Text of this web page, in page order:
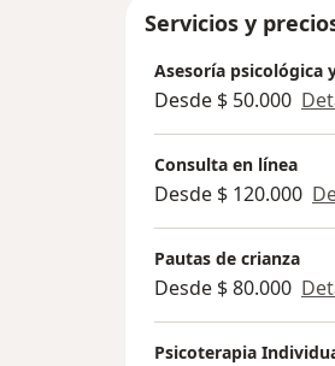
Servicios y
Asesoría psicológica
Desde $ 50.000
Consulta en línea
Desde $ 120.000
Pautas de crianza
Desde $ 80.000
Psicoterapia